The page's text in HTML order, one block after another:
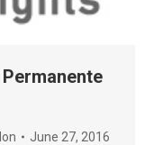
June 27, 2016